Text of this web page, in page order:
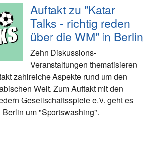
Auftakt zu "Katar
Talks - richtig reden
über die WM" in Berlin
Zehn Diskussions-
Veranstaltungen thematisieren
zahlreiche Aspekte rund um den
Welt. Zum Auftakt mit den
Gesellschaftsspiele e.V. geht es
Berlin um "Sportswashing".